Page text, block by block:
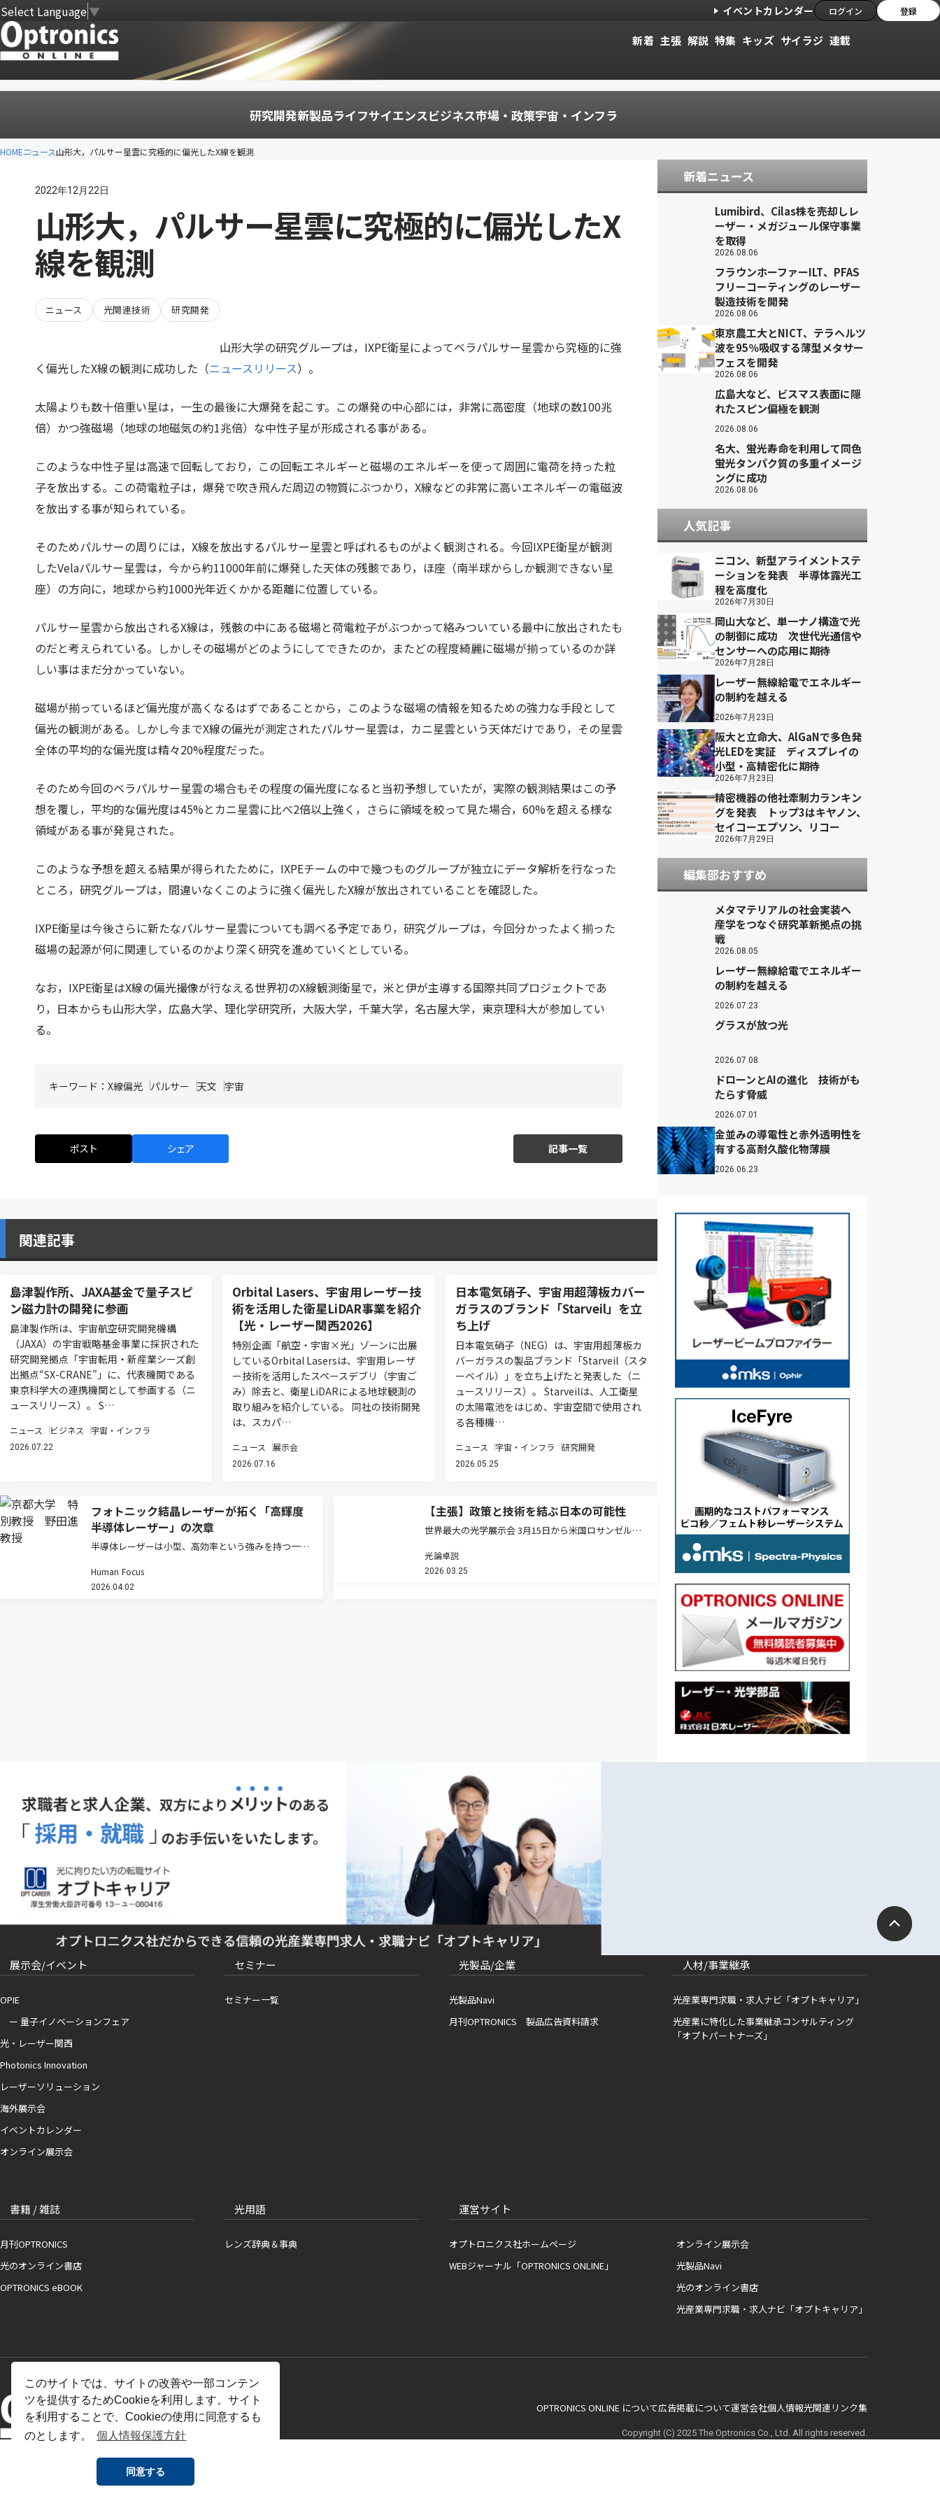
このサイトでは、サイトの改善や一部コンテン
ツを提供するためCookieを利用します。サイト
を利用することで、Cookieの使用に同意するも
のとします。
個人情報保護方針
同意する
Select Language▼ イベントカレンダー ログイン 登録
新着 主張 解説 特集 キッズ サイラジ 連載
研究開発新製品ライフサイエンスビジネス市場・政策宇宙・インフラ
HOMEニュース山形大，パルサー星雲に究極的に偏光したX線を観測
2022年12月22日
山形大，パルサー星雲に究極的に偏光したX
線を観測
ニュース 光関連技術 研究開発
山形大学の研究グループは，IXPE衛星によってベラパルサー星雲から究極的に強
く偏光したX線の観測に成功した（ニュースリリース）。
太陽よりも数十倍重い星は，一生の最後に大爆発を起こす。この爆発の中心部には，非常に高密度（地球の数100兆
倍）かつ強磁場（地球の地磁気の約1兆倍）な中性子星が形成される事がある。
このような中性子星は高速で回転しており，この回転エネルギーと磁場のエネルギーを使って周囲に電荷を持った粒
子を放出する。この荷電粒子は，爆発で吹き飛んだ周辺の物質にぶつかり，X線などの非常に高いエネルギーの電磁波
を放出する事が知られている。
そのためパルサーの周りには，X線を放出するパルサー星雲と呼ばれるものがよく観測される。今回IXPE衛星が観測
したVelaパルサー星雲は，今から約11000年前に爆発した天体の残骸であり，ほ座（南半球からしか観測できない星
座）の方向に，地球から約1000光年近くかかる距離に位置している。
パルサー星雲から放出されるX線は，残骸の中にある磁場と荷電粒子がぶつかって絡みついている最中に放出されたも
のだと考えられている。しかしその磁場がどのようにしてできたのか，またどの程度綺麗に磁場が揃っているのか詳
しい事はまだ分かっていない。
磁場が揃っているほど偏光度が高くなるはずであることから，このような磁場の情報を知るための強力な手段として
偏光の観測がある。しかし今までX線の偏光が測定されたパルサー星雲は，カニ星雲という天体だけであり，その星雲
全体の平均的な偏光度は精々20%程度だった。
そのため今回のベラパルサー星雲の場合もその程度の偏光度になると当初予想していたが，実際の観測結果はこの予
想を覆し，平均的な偏光度は45%とカニ星雲に比べ2倍以上強く，さらに領域を絞って見た場合，60%を超える様な
領域がある事が発見された。
このような予想を超える結果が得られたために，IXPEチームの中で幾つものグループが独立にデータ解析を行なった
ところ，研究グループは，間違いなくこのように強く偏光したX線が放出されていることを確認した。
IXPE衛星は今後さらに新たなパルサー星雲についても調べる予定であり，研究グループは，今回分かったよく揃った
磁場の起源が何に関連しているのかより深く研究を進めていくとしている。
なお，IXPE衛星はX線の偏光撮像が行なえる世界初のX線観測衛星で，米と伊が主導する国際共同プロジェクトであ
り，日本からも山形大学，広島大学、理化学研究所，大阪大学，千葉大学，名古屋大学，東京理科大が参加してい
る。
キーワード： X線偏光 パルサー 天文 宇宙
ポスト シェア 記事一覧
関連記事
島津製作所、JAXA基金で量子スピ
ン磁力計の開発に参画
島津製作所は、宇宙航空研究開発機構
（JAXA）の宇宙戦略基金事業に採択された
研究開発拠点「宇宙転用・新産業シーズ創
出拠点“SX-CRANE”」に、代表機関である
東京科学大の連携機関として参画する（ニ
ュースリリース）。 S…
ニュース ビジネス 宇宙・インフラ
2026.07.22
Orbital Lasers、宇宙用レーザー技
術を活用した衛星LiDAR事業を紹介
【光・レーザー関西2026】
特別企画「航空・宇宙×光」ゾーンに出展
しているOrbital Lasersは、宇宙用レーザ
ー技術を活用したスペースデブリ（宇宙ご
み）除去と、衛星LiDARによる地球観測の
取り組みを紹介している。 同社の技術開発
は、スカパ…
ニュース 展示会
2026.07.16
日本電気硝子、宇宙用超薄板カバー
ガラスのブランド「Starveil」を立
ち上げ
日本電気硝子（NEG）は、宇宙用超薄板カ
バーガラスの製品ブランド「Starveil（スタ
ーベイル）」を立ち上げたと発表した（ニ
ュースリリース）。 Starveilは、人工衛星
の太陽電池をはじめ、宇宙空間で使用され
る各種機…
ニュース 宇宙・インフラ 研究開発
2026.05.25
フォトニック結晶レーザーが拓く「高輝度
半導体レーザー」の次章
半導体レーザーは小型、高効率という強みを持つ一方
という壁があった。フォトニック結晶レーザーはその
常識を塗り替えつつある。その研究の先駆者である京
Human Focus
2026.04.02
【主張】政策と技術を結ぶ日本の可能性
世界最大の光学展示会 3月15日から米国ロサンゼルス
and Exhibition）が開幕する。通信バブル崩壊後、存在
感を失っていた同…
光論卓説
2026.03.25
新着ニュース
Lumibird、Cilas株を売却しレ
ーザー・メガジュール保守事業
を取得
2026.08.06
フラウンホーファーILT、PFAS
フリーコーティングのレーザー
製造技術を開発
2026.08.06
東京農工大とNICT、テラヘルツ
波を95％吸収する薄型メタサー
フェスを開発
2026.08.06
広島大など、ビスマス表面に隠
れたスピン偏極を観測
2026.08.06
名大、蛍光寿命を利用して同色
蛍光タンパク質の多重イメージ
ングに成功
2026.08.06
人気記事
ニコン、新型アライメントステ
ーションを発表 半導体露光工
程を高度化
2026年7月30日
岡山大など、単一ナノ構造で光
の制御に成功 次世代光通信や
センサーへの応用に期待
2026年7月28日
レーザー無線給電でエネルギー
の制約を越える
2026年7月23日
阪大と立命大、AlGaNで多色発
光LEDを実証 ディスプレイの
小型・高精密化に期待
2026年7月23日
精密機器の他社牽制力ランキン
グを発表 トップ3はキヤノン、
セイコーエプソン、リコー
2026年7月29日
編集部おすすめ
メタマテリアルの社会実装へ
産学をつなぐ研究革新拠点の挑
戦
2026.08.05
レーザー無線給電でエネルギー
の制約を越える
2026.07.23
グラスが放つ光
2026.07.08
ドローンとAIの進化 技術がも
たらす脅威
2026.07.01
金並みの導電性と赤外透明性を
有する高耐久酸化物薄膜
2026.06.23
展示会/イベント
OPIE
ー 量子イノベーションフェア
光・レーザー関西
Photonics Innovation
レーザーソリューション
海外展示会
イベントカレンダー
オンライン展示会
セミナー
セミナー一覧
光製品/企業
光製品Navi
月刊OPTRONICS 製品広告資料請求
人材/事業継承
光産業専門求職・求人ナビ「オプトキャリア」
光産業に特化した事業継承コンサルティング
「オプトパートナーズ」
書籍 / 雑誌
月刊OPTRONICS
光のオンライン書店
OPTRONICS eBOOK
光用語
レンズ辞典＆事典
運営サイト
オプトロニクス社ホームページ
WEBジャーナル「OPTRONICS ONLINE」
オンライン展示会
光製品Navi
光のオンライン書店
光産業専門求職・求人ナビ「オプトキャリア」
OPTRONICS ONLINE について広告掲載について運営会社個人情報光関連リンク集
Copyright (C) 2025 The Optronics Co., Ltd. All rights reserved.